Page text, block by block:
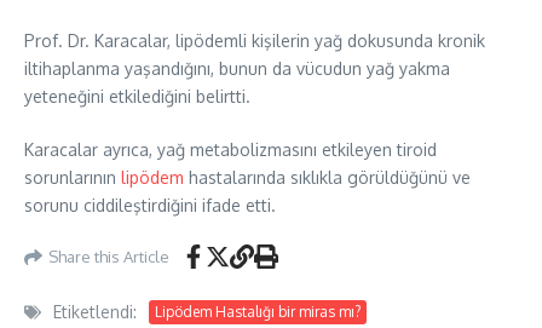
Prof. Dr. Karacalar, lipödemli kişilerin yağ dokusunda kronik
iltihaplanma yaşandığını, bunun da vücudun yağ yakma
yeteneğini etkilediğini belirtti.
Karacalar ayrıca, yağ metabolizmasını etkileyen tiroid
sorunlarının lipödem hastalarında sıklıkla görüldüğünü ve
sorunu ciddileştirdiğini ifade etti.
Share this Article
Etiketlendi: Lipödem Hastalığı bir miras mı?